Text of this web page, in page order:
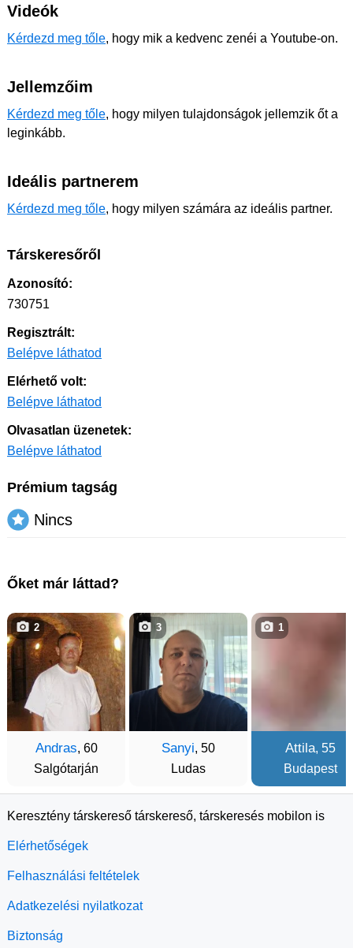
Videók
Kérdezd meg tőle, hogy mik a kedvenc zenéi a Youtube-on.
Jellemzőim
Kérdezd meg tőle, hogy milyen tulajdonságok jellemzik őt a
leginkább.
Ideális partnerem
Kérdezd meg tőle, hogy milyen számára az ideális partner.
Társkeresőről
Azonosító:
730751
Regisztrált:
Belépve láthatod
Elérhető volt:
Belépve láthatod
Olvasatlan üzenetek:
Belépve láthatod
Prémium tagság
Nincs
Őket már láttad?
Andras, 60
Salgótarján
2
Sanyi, 50
Ludas
3
Attila, 55
Budapest
1
Keresztény társkereső társkereső, társkeresés mobilon is
Elérhetőségek
Felhasználási feltételek
Adatkezelési nyilatkozat
Biztonság